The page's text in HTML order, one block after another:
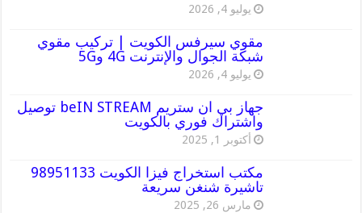
يوليو 4, 2026
مقوي سيرفس الكويت | تركيب مقوي
شبكة الجوال والإنترنت 4G و5G
يوليو 4, 2026
جهاز بي ان ستريم beIN STREAM توصيل
واشتراك فوري بالكويت
أكتوبر 1, 2025
مكتب استخراج فيزا الكويت 98951133
تاشيرة شنغن سريعة
مارس 26, 2025